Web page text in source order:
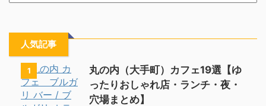
人気記事
1
丸の内（大手町）カフェ19選【ゆ
ったりおしゃれ店・ランチ・夜・
穴場まとめ】